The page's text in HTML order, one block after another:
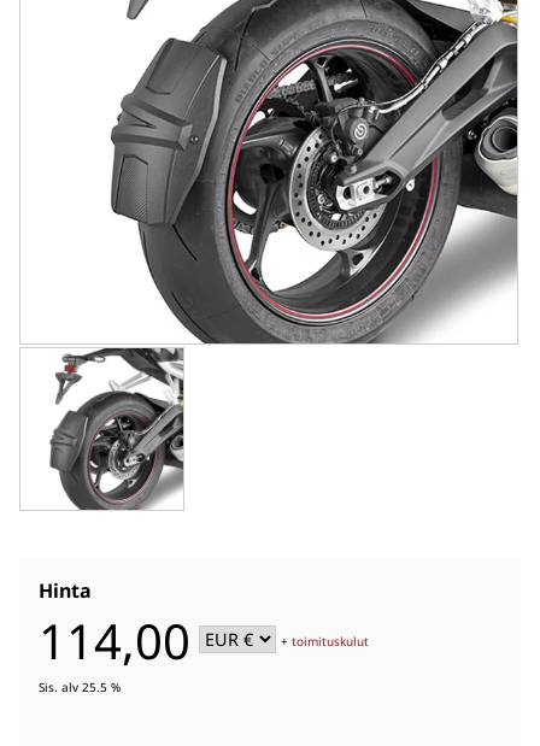
Hinta
114,00 +toimituskulut
Sis. alv 25.5 %